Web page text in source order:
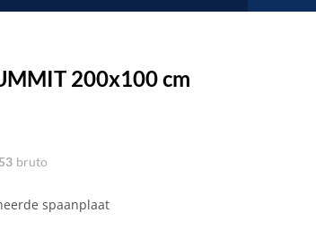
200x100 cm
53 bruto
spaanplaat